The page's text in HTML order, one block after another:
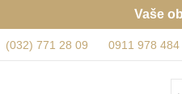
Vaše
(032) 771 28 09 0911 978 484